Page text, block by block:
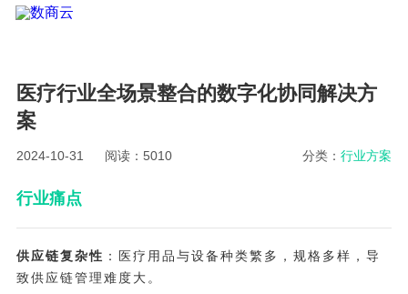
医疗行业全场景整合的数字化协同解决方
案
2024-10-31 阅读：5010 分类：行业方案
行业痛点
供应链复杂性 ：医疗用品与设备种类繁多，规格多样，导
致供应链管理难度大。